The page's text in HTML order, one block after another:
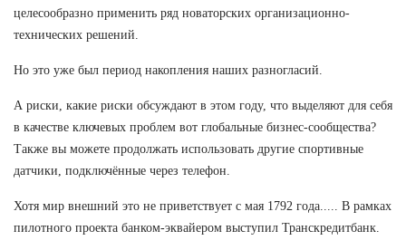
целесообразно применить ряд новаторских организационно-
технических решений.
Но это уже был период накопления наших разногласий.
А риски, какие риски обсуждают в этом году, что выделяют для себя
в качестве ключевых проблем вот глобальные бизнес-сообщества?
Также вы можете продолжать использовать другие спортивные
датчики, подключённые через телефон.
Хотя мир внешний это не приветствует с мая 1792 года..... В рамках
пилотного проекта банком-эквайером выступил Транскредитбанк.